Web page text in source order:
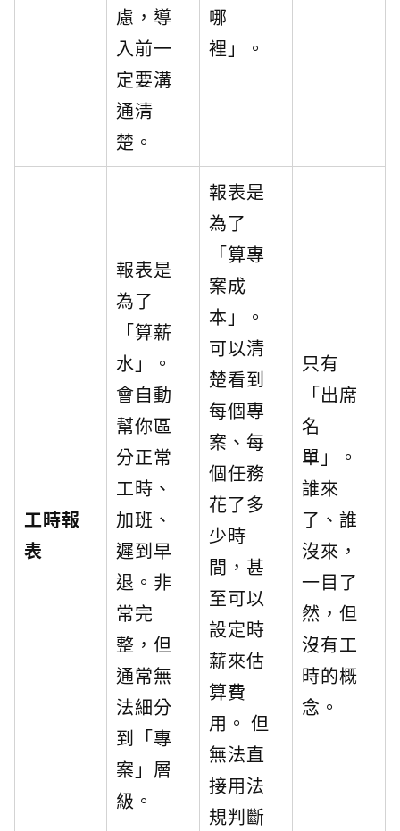
慮，導
入前一
定要溝
通清
楚。
哪
裡」。
工時報
表
報表是
為了
「算薪
水」。
會自動
幫你區
分正常
工時、
加班、
遲到早
退。非
常完
整，但
通常無
法細分
到「專
案」層
級。
報表是
為了
「算專
案成
本」。
可以清
楚看到
每個專
案、每
個任務
花了多
少時
間，甚
至可以
設定時
薪來估
算費
用。 但
無法直
接用法
規判斷
只有
「出席
名
單」。
誰來
了、誰
沒來，
一目了
然，但
沒有工
時的概
念。